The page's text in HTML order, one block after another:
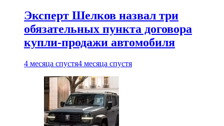
Эксперт Шелков назвал три
обязательных пункта договора
купли-продажи автомобиля
4 месяца спустя4 месяца спустя